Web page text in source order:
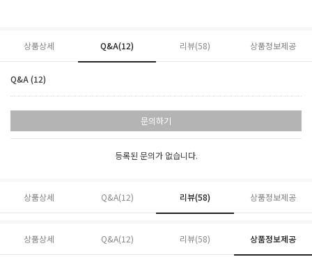
상품상세 Q&A(12) 리뷰(58) 상품정보제공
Q&A (12)
문의하기
등록된 문의가 없습니다.
상품상세 Q&A(12) 리뷰(58) 상품정보제공
상품상세 Q&A(12) 리뷰(58) 상품정보제공